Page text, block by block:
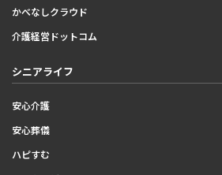
かべなしクラウド
介護経営ドットコム
シニアライフ
安心介護
安心葬儀
ハピすむ